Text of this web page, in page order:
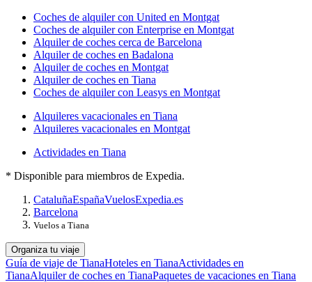
Coches de alquiler con United en Montgat
Coches de alquiler con Enterprise en Montgat
Alquiler de coches cerca de Barcelona
Alquiler de coches en Badalona
Alquiler de coches en Montgat
Alquiler de coches en Tiana
Coches de alquiler con Leasys en Montgat
Alquileres vacacionales en Tiana
Alquileres vacacionales en Montgat
Actividades en Tiana
* Disponible para miembros de Expedia.
CataluñaEspañaVuelosExpedia.es
Barcelona
Vuelos a Tiana
Organiza tu viaje
Guía de viaje de TianaHoteles en TianaActividades en
TianaAlquiler de coches en TianaPaquetes de vacaciones en Tiana